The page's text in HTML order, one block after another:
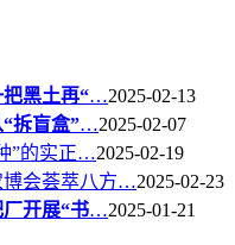
黑土再“…2025-02-13
拆盲盒”…2025-02-07
”的实正…2025-02-19
博会荟萃八方…2025-02-23
开展“书…2025-01-21